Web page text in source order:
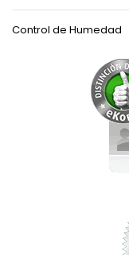
Control de Humedad